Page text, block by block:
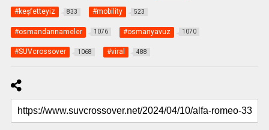
#keşfetteyiz 833 #mobility 523
#osmandannameler 1076 #osmanyavuz 1070
#SUVcrossover 1068 #viral 488